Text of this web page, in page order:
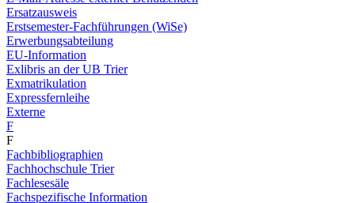
Ersatzausweis
Erstsemester-Fachführungen (WiSe)
Erwerbungsabteilung
EU-Information
Exlibris an der UB Trier
Exmatrikulation
Expressfernleihe
Externe
F
F
Fachbibliographien
Fachhochschule Trier
Fachlesesäle
Fachspezifische Information